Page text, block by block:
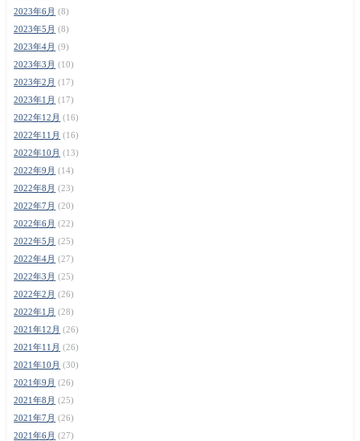
2023年6月 (8)
2023年5月 (8)
2023年4月 (9)
2023年3月 (10)
2023年2月 (17)
2023年1月 (17)
2022年12月 (16)
2022年11月 (16)
2022年10月 (13)
2022年9月 (14)
2022年8月 (23)
2022年7月 (20)
2022年6月 (22)
2022年5月 (25)
2022年4月 (27)
2022年3月 (25)
2022年2月 (26)
2022年1月 (28)
2021年12月 (26)
2021年11月 (26)
2021年10月 (30)
2021年9月 (26)
2021年8月 (25)
2021年7月 (26)
2021年6月 (27)